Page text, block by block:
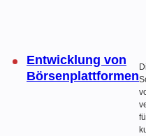
Entwicklung von
Börsenplattformen